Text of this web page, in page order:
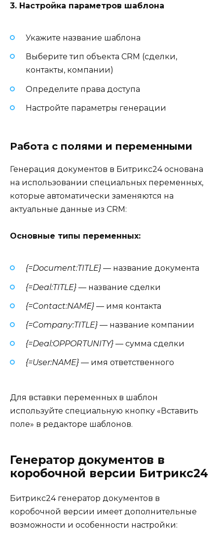
3. Настройка параметров шаблона
Укажите название шаблона
Выберите тип объекта CRM (сделки,
контакты, компании)
Определите права доступа
Настройте параметры генерации
Работа с полями и переменными
Генерация документов в Битрикс24 основана
на использовании специальных переменных,
которые автоматически заменяются на
актуальные данные из CRM:
Основные типы переменных:
{=Document:TITLE} — название документа
{=Deal:TITLE} — название сделки
{=Contact:NAME} — имя контакта
{=Company:TITLE} — название компании
{=Deal:OPPORTUNITY} — сумма сделки
{=User:NAME} — имя ответственного
Для вставки переменных в шаблон
используйте специальную кнопку «Вставить
поле» в редакторе шаблонов.
Генератор документов в
коробочной версии Битрикс24
Битрикс24 генератор документов в
коробочной версии имеет дополнительные
возможности и особенности настройки: